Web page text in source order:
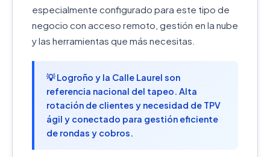
especialmente configurado para este tipo de
negocio con acceso remoto, gestión en la nube
y las herramientas que más necesitas.
💡 Logroño y la Calle Laurel son
referencia nacional del tapeo. Alta
rotación de clientes y necesidad de TPV
ágil y conectado para gestión eficiente
de rondas y cobros.